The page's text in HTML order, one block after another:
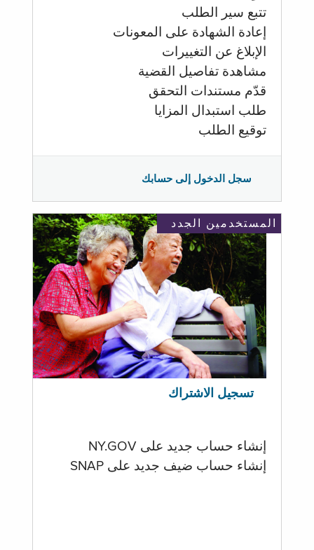
تتبع سير الطلب
إعادة الشهادة على المعونات
الإبلاغ عن التغييرات
مشاهدة تفاصيل القضية
قدّم مستندات التحقق
طلب استبدال المزايا
توقيع الطلب
سجل الدخول إلى حسابك
المستخدمين الجدد
تسجيل الاشتراك
إنشاء حساب جديد على NY.GOV
إنشاء حساب ضيف جديد على SNAP